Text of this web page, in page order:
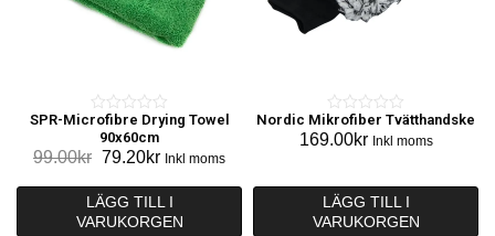
0
t
o
f
SPR-Microfibre Drying Towel
90x60cm
99.00kr Det
priset
var:
79.20krDet
priset
är:
Inkl moms
LÄGG TILL I
VARUKORGEN
0
o
t
o
f
Nordic Mikrofiber Tvätthandske
169.00kr Inkl moms
LÄGG TILL I
VARUKORGEN